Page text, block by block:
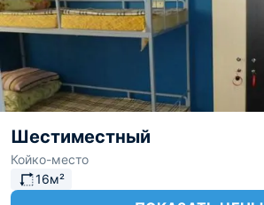
Шестиместный
Койко-место
16м²